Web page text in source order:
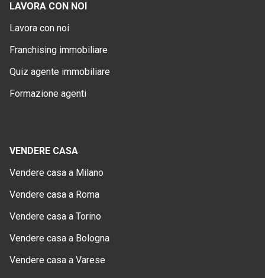
LAVORA CON NOI
Lavora con noi
Franchising immobiliare
Quiz agente immobiliare
Formazione agenti
VENDERE CASA
Vendere casa a Milano
Vendere casa a Roma
Vendere casa a Torino
Vendere casa a Bologna
Vendere casa a Varese